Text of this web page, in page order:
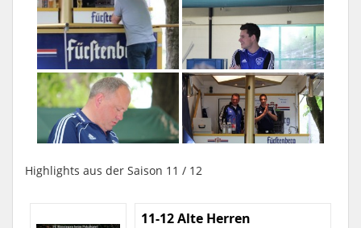
Highlights aus der Saison 11 / 12
11-12 Alte Herren